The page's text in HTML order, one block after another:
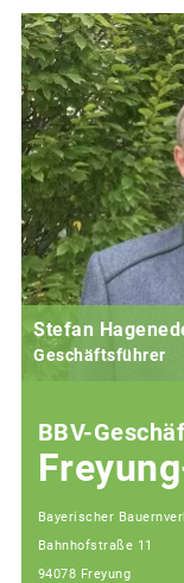
Stefan
Geschäftsführer
BBV-
Bayerischer
Bahnhofstraße 11
94078 Freyung